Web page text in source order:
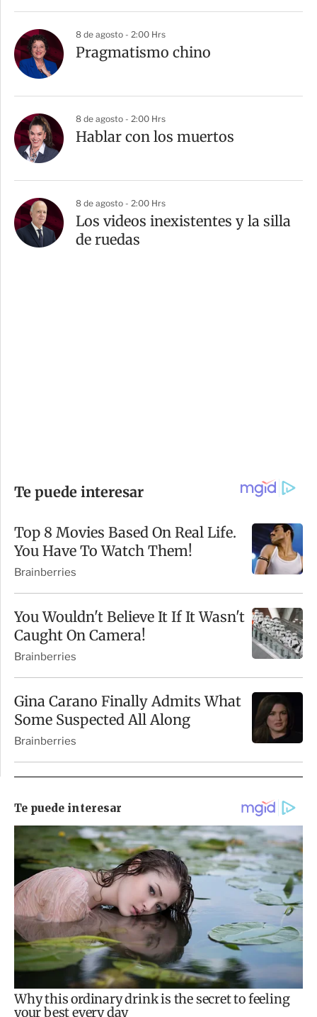
8 de agosto - 2:00 Hrs
Pragmatismo chino
8 de agosto - 2:00 Hrs
Hablar con los muertos
8 de agosto - 2:00 Hrs
Los videos inexistentes y la silla
de ruedas